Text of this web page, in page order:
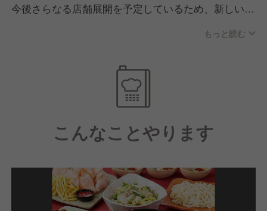
今後さらなる店舗展開を予定しているため、新しいポ
経営のノウハウや店舗マネジメントなどもしっかりと
また、昇給のチャンスは年4回もあるので、あなたの
努力はしっかりとお給与に反映！
充実した福利厚生や月8から最大12日の休日の実施な
もっと読む
こんなことやります